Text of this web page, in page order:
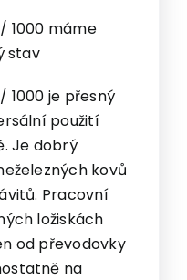
/ 1000 máme
stav
1000 je přesný
použití
Je dobrý
kovů
Pracovní
ložiskách
od převodovky
na